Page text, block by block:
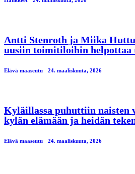
Antti Stenroth ja Miika
uusiin toimitiloihin helpottaa
Elävä maaseutu 24. maaliskuuta, 2026
Kyläillassa puhuttiin naisten
kylän elämään ja heidän
Elävä maaseutu 24. maaliskuuta, 2026